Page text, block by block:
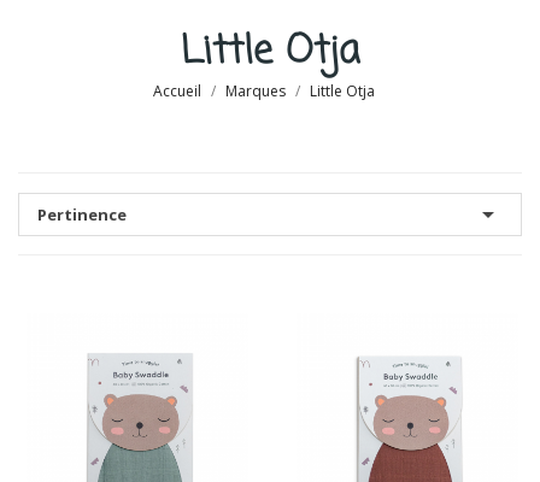
Little Otja
Accueil Marques Little Otja
Pertinence 